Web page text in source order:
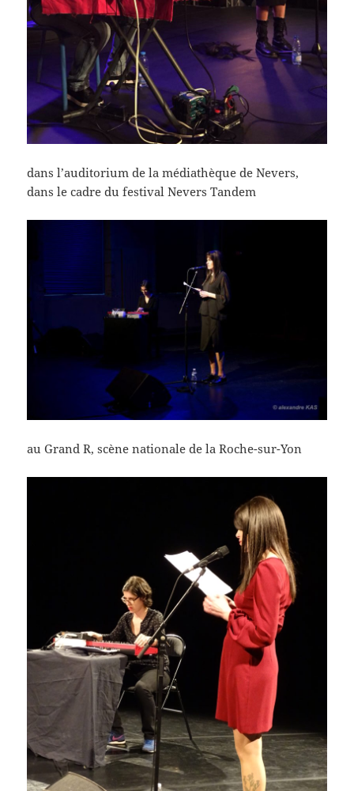
dans l’auditorium de la médiathèque de Nevers,
dans le cadre du festival Nevers Tandem
au Grand R, scène nationale de la Roche-sur-Yon